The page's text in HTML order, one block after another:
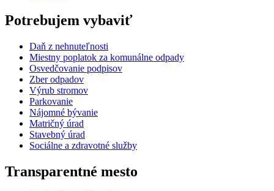
Potrebujem vybaviť
Daň z nehnuteľnosti
Miestny poplatok za komunálne odpady
Osvedčovanie podpisov
Zber odpadov
Výrub stromov
Parkovanie
Nájomné bývanie
Matričný úrad
Stavebný úrad
Sociálne a zdravotné služby
Transparentné mesto